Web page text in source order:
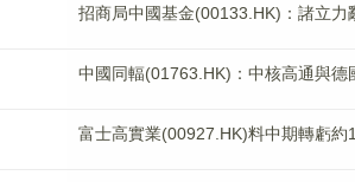
招商局中國基金(00133.HK)：諸立力
中國同輻(01763.HK)：中核高通與
富士高實業(00927.HK)料中期轉虧